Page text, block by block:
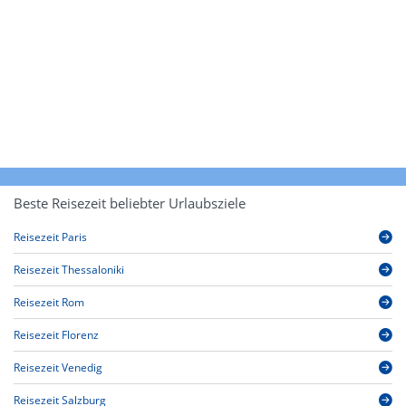
Beste Reisezeit beliebter Urlaubsziele
Reisezeit Paris
Reisezeit Thessaloniki
Reisezeit Rom
Reisezeit Florenz
Reisezeit Venedig
Reisezeit Salzburg